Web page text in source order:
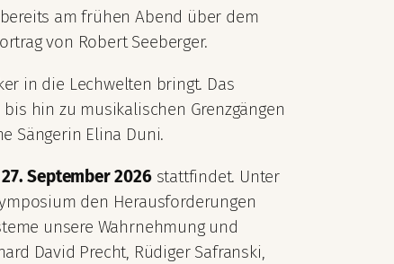
am frühen Abend über dem
von Robert Seeberger.
in die Lechwelten bringt. Das
hin zu musikalischen Grenzgängen
Sängerin Elina Duni.
September 2026stattfindet. Unter
den Herausforderungen
unsere Wahrnehmung und
David Precht, Rüdiger Safranski,